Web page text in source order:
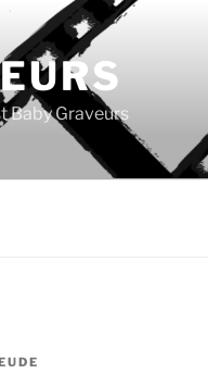
Baby Graveurs